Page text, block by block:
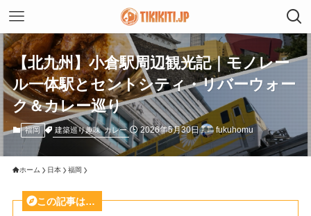
【北九州】小倉駅周辺観光記｜モノレー
ル一体駅とセントシティ・リバーウォー
ク＆カレー巡り
福岡 建築巡り趣味 カレー 2026年5月30日 fukuhomu
ホーム 日本 福岡
この記事は…